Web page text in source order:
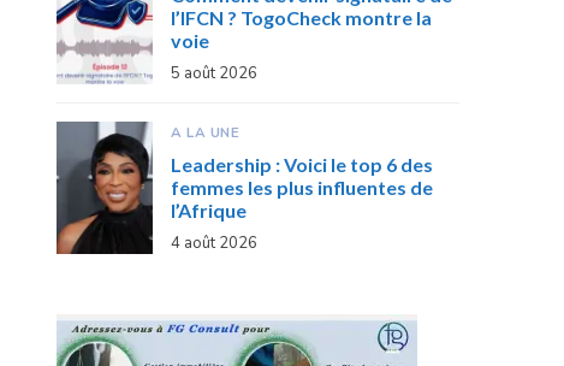
l’IFCN ? TogoCheck montre la
voie
5 août 2026
A LA UNE
Leadership : Voici le top 6 des
femmes les plus influentes de
l’Afrique
4 août 2026